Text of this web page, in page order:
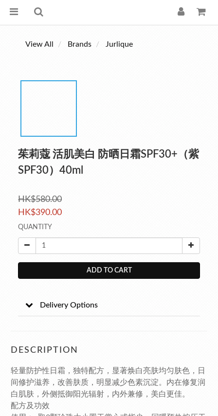
View All Brands Jurlique
茱莉蔻 活肌美白 防晒日霜SPF30+（紫
SPF30）40ml
HK$580.00
HK$390.00
QUANTITY
ADD TO CART
Delivery Options
DESCRIPTION
轻量防护性日霜，独特配方，显著焕白亮肤均匀肤色，日
间修护滋养，改善肤质，明显减少色素沉淀。内在修复润
白肌肤，外侧抵御阳光辐射，内外兼修，美白更佳。
配方及功效